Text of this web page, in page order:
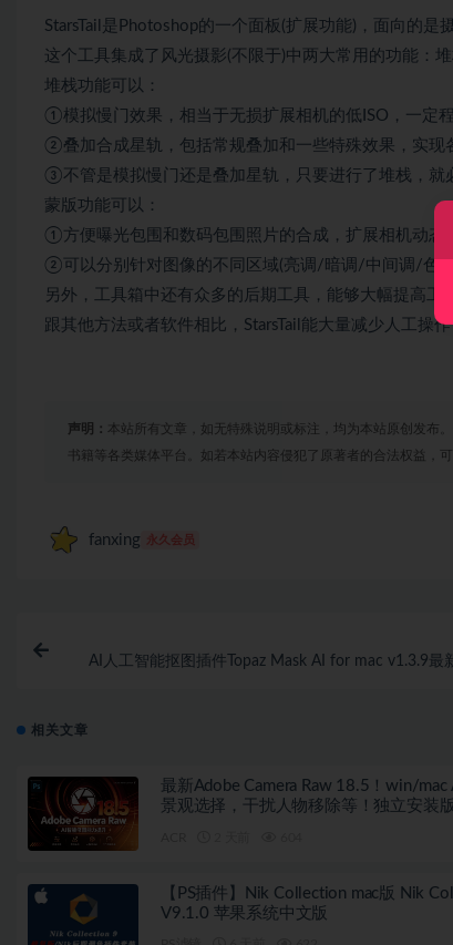
StarsTail是Photoshop的一个面板(扩展功能)，面向的是
这个工具集成了风光摄影(不限于)中两大常用的功能：
堆栈功能可以：
①模拟慢门效果，相当于无损扩展相机的低ISO，一定
②叠加合成星轨，包括常规叠加和一些特殊效果，实现
③不管是模拟慢门还是叠加星轨，只要进行了堆栈，就
蒙版功能可以：
①方便曝光包围和数码包围照片的合成，扩展相机动态
②可以分别针对图像的不同区域(亮调/暗调/中间调/色
另外，工具箱中还有众多的后期工具，能够大幅提高工
跟其他方法或者软件相比，StarsTail能大量减少人工操
声明： 本站所有文章，如无特殊说明或标注，均为本站原创发布
书籍等各类媒体平台。如若本站内容侵犯了原著者的合法权益，
fanxing 永久会员
AI人工智能抠图插件Topaz Mask AI for mac v1.3.9最
相关文章
最新Adobe Camera Raw 18.5！win/mac
景观选择，干扰人物移除等！独立安装
【PS插件】Nik Collection mac版 Nik
V9.1.0 苹果系统中文版